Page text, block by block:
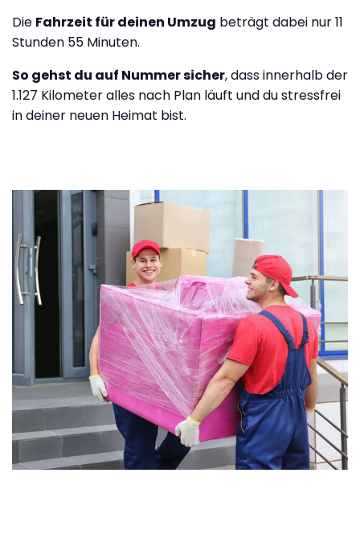
Die Fahrzeit für deinen Umzug beträgt dabei nur 11
Stunden 55 Minuten.
So gehst du auf Nummer sicher, dass innerhalb der
1.127 Kilometer alles nach Plan läuft und du stressfrei
in deiner neuen Heimat bist.